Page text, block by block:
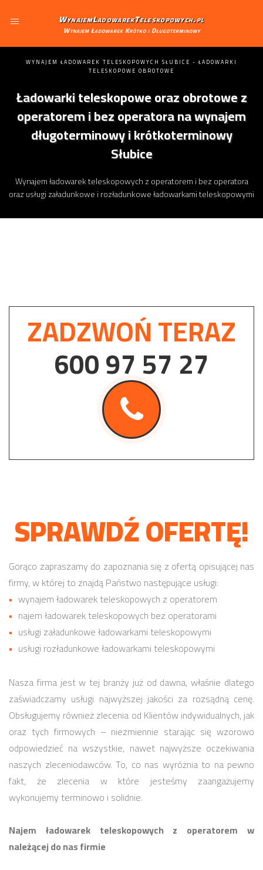
WynajemLadowarekTeleskopowych.pl
Wynajem Ładowarek Krótko i Długoterminowy
WYNAJEM ŁADOWAREK TELESKOPOWYCH SŁUBICE - ŁADOWARKI
TELESKOPOWE OBROTOWE
Ładowarki teleskopowe oraz obrotowe z
operatorem i bez operatora na wynajem
długoterminowy i krótkoterminowy
Słubice
Wynajem ładowarek teleskopowych z operatorem i bez operatora
oraz usługi załadunkowe i rozładunkowe ładowarkami teleskopowymi
ZADZWOŃ TERAZ
600 97 57 27
SPRAWDŹ OFERTĘ!
Gorąco zapraszamy do zapoznania się z ofertą opisującej nas
firmy, w której to znajdą Państwo następujące usługi:
wynajem ładowarek teleskopowych z operatorem
najem ładowarek teleskopowych bez operatorami
usługi załadunkowe ładowarkami teleskopowymi
usługi rozładunkowe ładowarkami teleskopowymi
Nasza firma jest w tej branży już od dawna, właśnie dlatego
zaświadczamy usługi najwyższej jakości za rozsądną cenę.
Obsługujemy również zlecenia od Klientów indywidualnych, jak
oraz tych firmowych – niezmiennie starając się wzorowo
odpowiedzieć na wszystkie, nawet najwyższe oczekiwania
naszych zleceniodawców. To, co nas wyróżnia to na pewno
fakt, że zlecenia w które jesteśmy zaangażujemy
wykonujemy terminowo i solidnie.
Najem ładowarek teleskopowych z operatorem w
należącej do nas firmie